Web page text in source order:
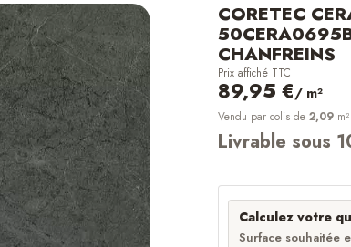
CORETEC
CHANFREINS
Prix affiché TTC
89,95 €/ m²
Vendu par colis de 2,09 m²
Livrable sous
Calculez votre
Surface souhaitée